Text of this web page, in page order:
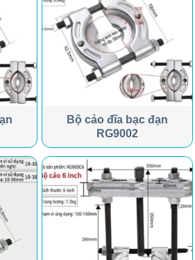
Bộ cảo đĩa bạc đạn
RG9002